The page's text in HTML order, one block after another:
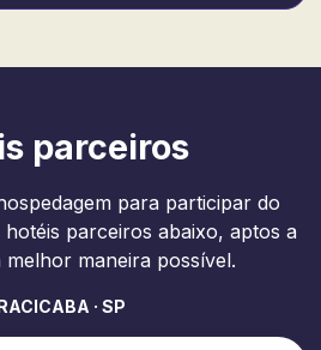
parceiros
para participar do
parceiros abaixo, aptos a
melhor maneira possível.
· SP